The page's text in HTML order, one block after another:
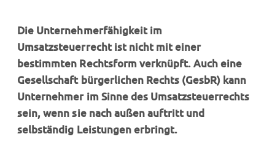
Die Unternehmerfähigkeit im
Umsatzsteuerrecht ist nicht mit einer
bestimmten Rechtsform verknüpft. Auch eine
Gesellschaft bürgerlichen Rechts (GesbR) kann
Unternehmer im Sinne des Umsatzsteuerrechts
sein, wenn sie nach außen auftritt und
selbständig Leistungen erbringt.